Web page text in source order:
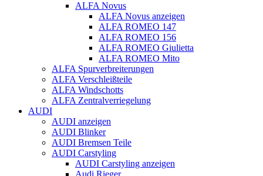
ALFA Novus
ALFA Novus anzeigen
ALFA ROMEO 147
ALFA ROMEO 156
ALFA ROMEO Giulietta
ALFA ROMEO Mito
ALFA Spurverbreiterungen
ALFA Verschleißteile
ALFA Windschotts
ALFA Zentralverriegelung
AUDI
AUDI anzeigen
AUDI Blinker
AUDI Bremsen Teile
AUDI Carstyling
AUDI Carstyling anzeigen